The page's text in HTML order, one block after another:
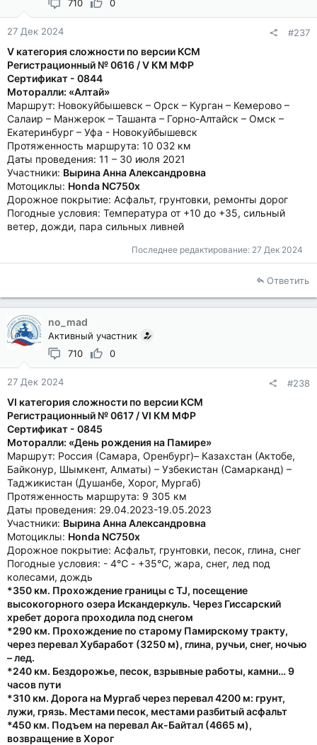
710 0
27 Дек 2024 #237
V категория сложности по версии КСМ
Регистрационный № 0616 / V КМ МФР
Сертификат - 0844
Моторалли: «Алтай»
Маршрут: Новокуйбышевск – Орск – Курган – Кемерово –
Салаир – Манжерок – Ташанта – Горно-Алтайск – Омск –
Екатеринбург – Уфа - Новокуйбышевск
Протяженность маршрута: 10 032 км
Даты проведения: 11 – 30 июля 2021
Участники: Вырина Анна Александровна
Мотоциклы: Honda NC750x
Дорожное покрытие: Асфальт, грунтовки, ремонты дорог
Погодные условия: Температура от +10 до +35, сильный
ветер, дожди, пара сильных ливней
Последнее редактирование: 27 Дек 2024
Ответить
no_mad
Активный участник
710
0
27 Дек 2024 #238
VI категория сложности по версии КСМ
Регистрационный № 0617 / VI КМ МФР
Сертификат - 0845
Моторалли: «День рождения на Памире»
Маршрут: Россия (Самара, Оренбург)– Казахстан (Актобе,
Байконур, Шымкент, Алматы) – Узбекистан (Самарканд) –
Таджикистан (Душанбе, Хорог, Мургаб)
Протяженность маршрута: 9 305 км
Даты проведения: 29.04.2023-19.05.2023
Участники: Вырина Анна Александровна
Мотоциклы: Honda NC750x
Дорожное покрытие: Асфальт, грунтовки, песок, глина, снег
Погодные условия: - 4℃ - +35℃, жара, снег, лед под
колесами, дождь
*350 км. Прохождение границы с TJ, посещение
высокогорного озера Искандеркуль. Через Гиссарский
хребет дорога проходила под снегом
*290 км. Прохождение по старому Памирскому тракту,
через перевал Хубаработ (3250 м), глина, ручьи, снег, ночью
– лед.
*240 км. Бездорожье, песок, взрывные работы, камни… 9
часов пути
*310 км. Дорога на Мургаб через перевал 4200 м: грунт,
лужи, грязь. Местами песок, местами разбитый асфальт
*450 км. Подъем на перевал Ак-Байтал (4665 м),
возвращение в Хорог